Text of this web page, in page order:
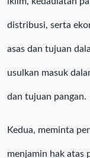
distribusi, serta
asas dan tujuan
usulkan masuk
dan tujuan pangan.
Kedua, meminta
menjamin hak atas